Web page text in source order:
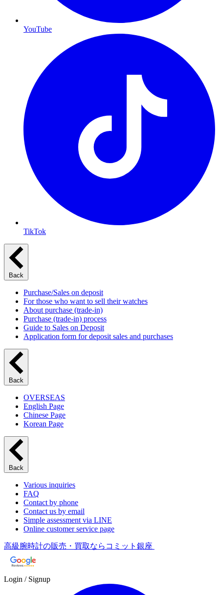
YouTube
TikTok
Back
Purchase/Sales on deposit
For those who want to sell their watches
About purchase (trade-in)
Purchase (trade-in) process
Guide to Sales on Deposit
Application form for deposit sales and purchases
Back
OVERSEAS
English Page
Chinese Page
Korean Page
Back
Various inquiries
FAQ
Contact by phone
Contact us by email
Simple assessment via LINE
Online customer service page
高級腕時計の販売・買取ならコミット銀座
Login / Signup